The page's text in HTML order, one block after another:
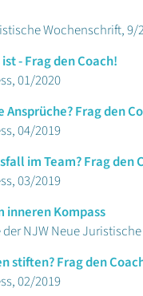
Wochenschrift, 9/
- Frag den Coach!
01/2020
Ansprüche? Frag den
04/2019
im Team? Frag den
03/2019
inneren Kompass
NJW Neue
stiften? Frag den
02/2019